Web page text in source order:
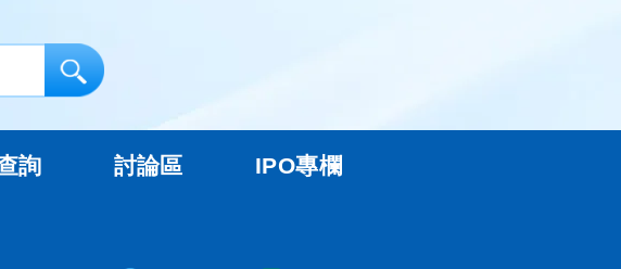
詢 討論區 IPO專欄